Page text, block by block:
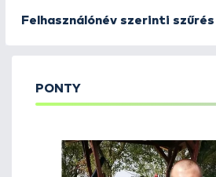
Felhasználónév szerinti szűrés
PONTY